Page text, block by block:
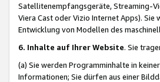
Satellitenempfangsgeräte, Streaming-
Viera Cast oder Vizio Internet Apps).
Entwicklung von Modellen des
6. Inhalte auf Ihrer Website. Sie
(a) Sie werden Programminhalte in
Informationen; Sie dürfen aus einer